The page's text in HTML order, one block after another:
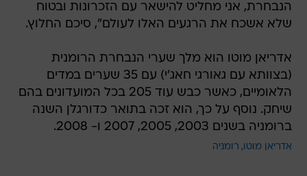
הנבחרת, אני מחליט להישאר עם הזכרונות ובטוח
שלא אשכח את הרגעים האלו לעולם", סיכם החלוץ.
אדריאן מוטו הוא מלך שערי הנבחרת הרומנית
(בצוותא עם גאורגי חאג'י) עם 35 שערים במדים
הלאומיים, כאשר כבש עוד 205 בכל המועדונים בהם
שיחק. נוסף על כך, הוא זכה בתואר כדורגלן השנה
ברומניה בשנים 2003, 2005, 2007 ו- 2008.
אדריאן מוטו רומניה